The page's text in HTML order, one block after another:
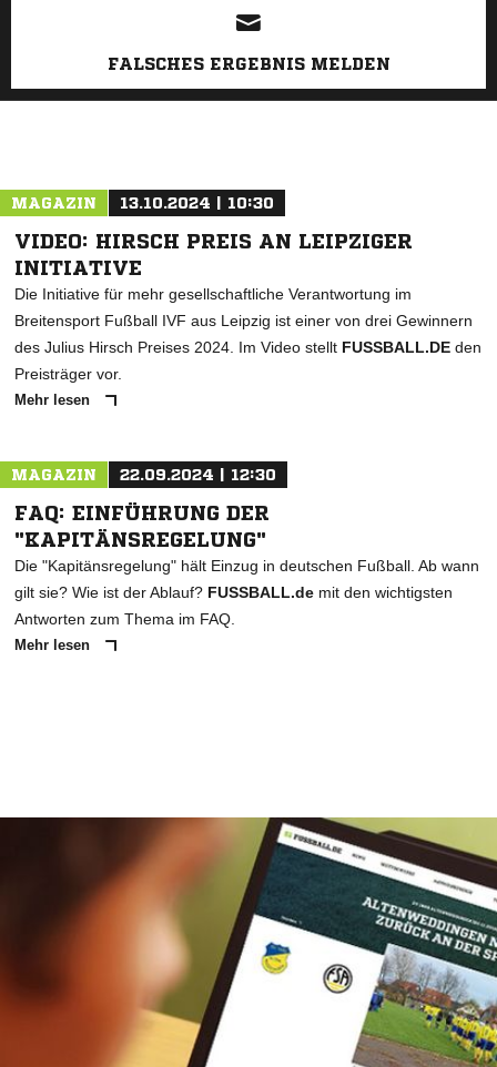
FALSCHES ERGEBNIS MELDEN
MAGAZIN 13.10.2024 | 10:30
VIDEO: HIRSCH PREIS AN LEIPZIGER
INITIATIVE
Die Initiative für mehr gesellschaftliche Verantwortung im
Breitensport Fußball IVF aus Leipzig ist einer von drei Gewinnern
des Julius Hirsch Preises 2024. Im Video stellt FUSSBALL.DE den
Preisträger vor.
Mehr lesen
MAGAZIN 22.09.2024 | 12:30
FAQ: EINFÜHRUNG DER
"KAPITÄNSREGELUNG"
Die "Kapitänsregelung" hält Einzug in deutschen Fußball. Ab wann
gilt sie? Wie ist der Ablauf? FUSSBALL.de mit den wichtigsten
Antworten zum Thema im FAQ.
Mehr lesen